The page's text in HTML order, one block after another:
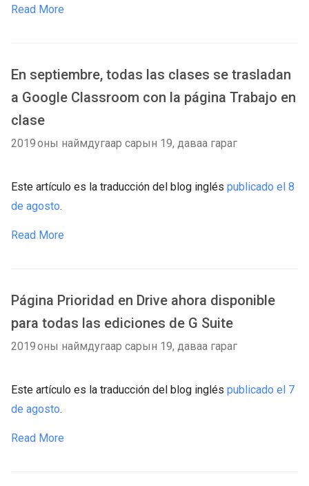
Read More
En septiembre, todas las clases se trasladan
a Google Classroom con la página Trabajo en
clase
2019 оны наймдугаар сарын 19, даваа гараг
Este artículo es la traducción del blog inglés publicado el 8
de agosto.
Read More
Página Prioridad en Drive ahora disponible
para todas las ediciones de G Suite
2019 оны наймдугаар сарын 19, даваа гараг
Este artículo es la traducción del blog inglés publicado el 7
de agosto.
Read More